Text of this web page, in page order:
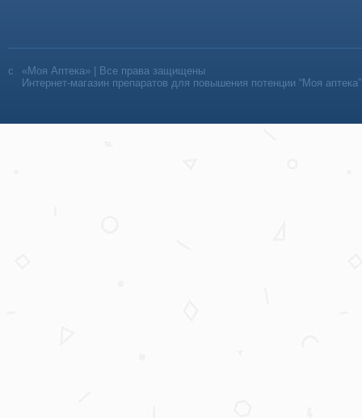
«Моя Аптека» | Все права защищены
Интернет-магазин препаратов для повышения потенции “Моя